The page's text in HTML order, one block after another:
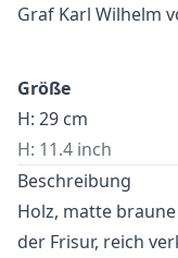
Graf Karl Wilhelm
Größe
H: 29 cm
H: 11.4 inch
Beschreibung
Holz, matte
der Frisur, reich